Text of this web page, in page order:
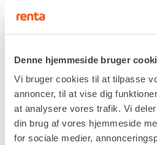
Denne hjemmeside bruger
Vi bruger cookies til at tilpasse
annoncer, til at vise dig
at analysere vores trafik. Vi
din brug af vores hjemmeside
for sociale medier,
Lej støtter – stabil og
understøtning til dit
Når du arbejder med
eller midlertidig
en nødvendighed. Hos Renta